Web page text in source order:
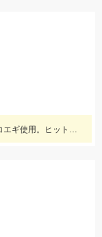
一色漁港出船【満洋丸】調査便!!Tsulinoタコエギ使用。ヒットカラーはホワイト・レッド